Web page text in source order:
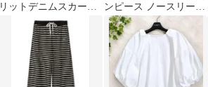
リットデニムスカート
13WFS241037
ンピース ノースリーブ
ホワイト サイズ1